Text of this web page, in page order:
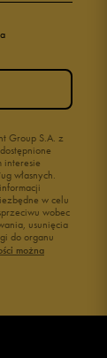
Group S.A. z
interesie
własnych.
w celu
wobec
usunięcia
do organu
można